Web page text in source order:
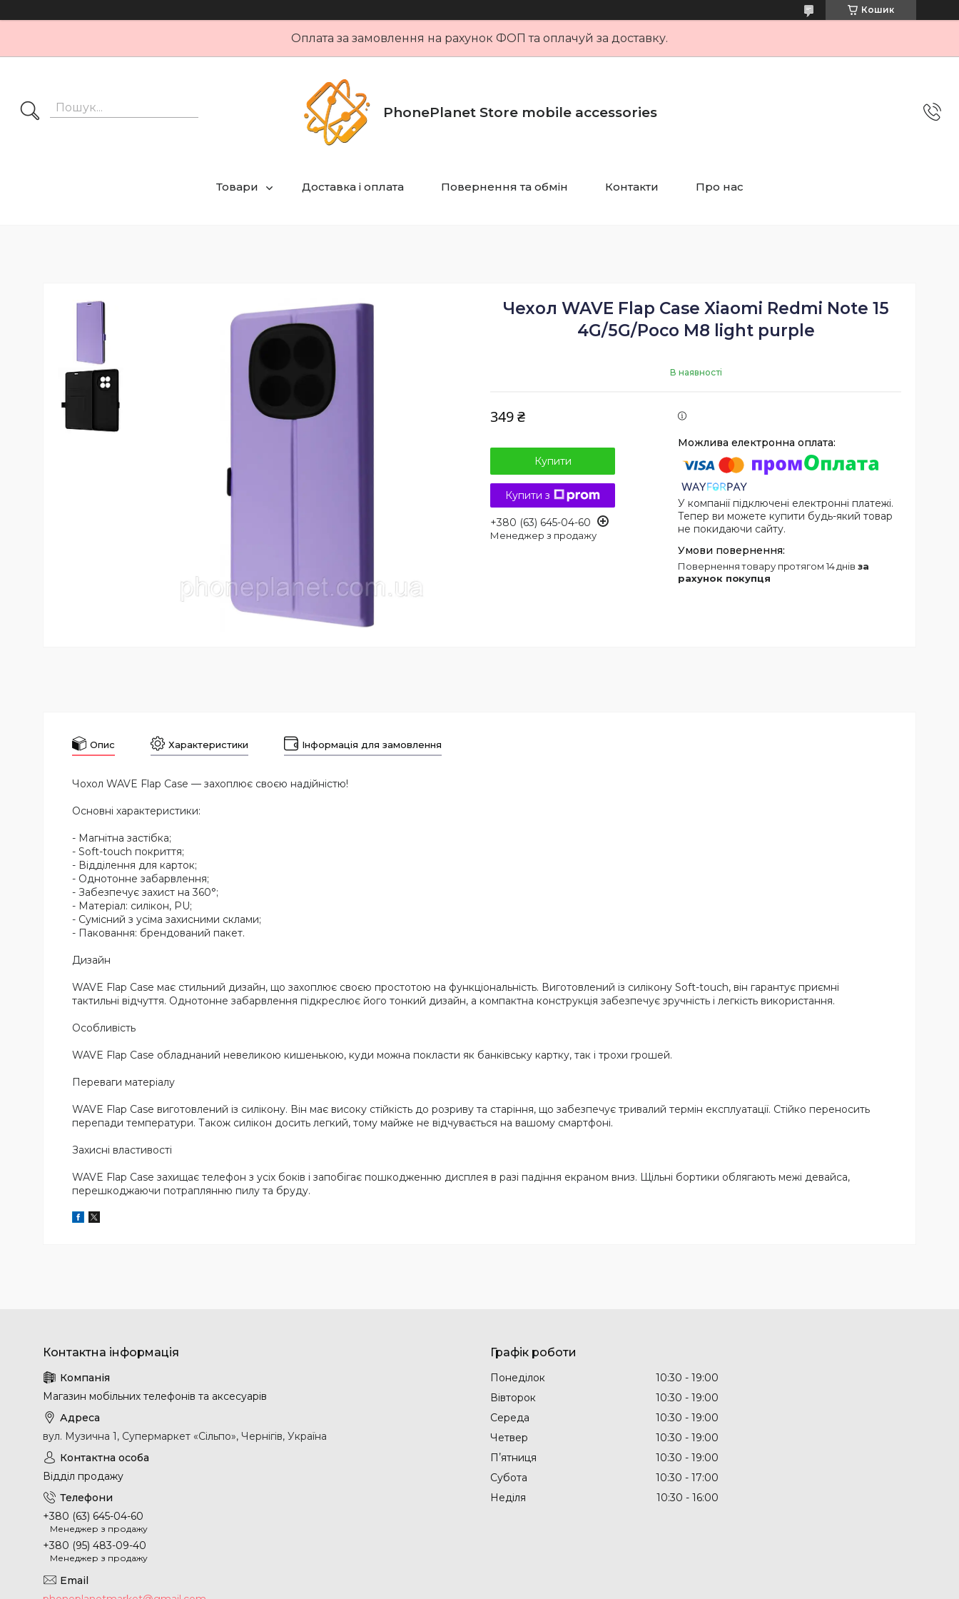
Кошик
Оплата за замовлення на рахунок ФОП та оплачуй за доставку.
PhonePlanet Store mobile accessories
Товари Доставка і оплата Повернення та обмін Контакти Про нас
Чехол WAVE Flap Case Xiaomi Redmi Note 15
4G/5G/Poco M8 light purple
В наявності
349 ₴
Купити
Купити з
+380 (63) 645-04-60
Менеджер з продажу
У компанії підключені електронні платежі.
Тепер ви можете купити будь-який товар
не покидаючи сайту.
повернення товару протягом 14 днів за
рахунок покупця
Опис Характеристики Інформація для замовлення
Чохол WAVE Flap Case — захоплює своєю надійністю!
Основні характеристики:
- Магнітна застібка;
- Soft-touch покриття;
- Відділення для карток;
- Однотонне забарвлення;
- Забезпечує захист на 360°;
- Матеріал: силікон, PU;
- Сумісний з усіма захисними склами;
- Паковання: брендований пакет.
Дизайн
WAVE Flap Case має стильний дизайн, що захоплює своєю простотою на функціональність. Виготовлений із силікону Soft-touch, він гарантує приємні
тактильні відчуття. Однотонне забарвлення підкреслює його тонкий дизайн, а компактна конструкція забезпечує зручність і легкість використання.
Особливість
WAVE Flap Case обладнаний невеликою кишенькою, куди можна покласти як банківську картку, так і трохи грошей.
Переваги матеріалу
WAVE Flap Case виготовлений із силікону. Він має високу стійкість до розриву та старіння, що забезпечує тривалий термін експлуатації. Стійко переносить
перепади температури. Також силікон досить легкий, тому майже не відчувається на вашому смартфоні.
Захисні властивості
WAVE Flap Case захищає телефон з усіх боків і запобігає пошкодженню дисплея в разі падіння екраном вниз. Щільні бортики облягають межі девайса,
перешкоджаючи потраплянню пилу та бруду.
Магазин мобільних телефонів та аксесуарів
вул. Музична 1, Супермаркет «Сільпо», Чернігів, Україна
Відділ продажу
+380 (63) 645-04-60
Менеджер з продажу
+380 (95) 483-09-40
Менеджер з продажу
Графік роботи
Понеділок 10:30
19:00
Вівторок
10:30
19:00
Середа
10:30
19:00
Четвер
10:30
19:00
Пʼятниця
10:30
19:00
Субота
10:30
17:00
Неділя
10:30 16:00